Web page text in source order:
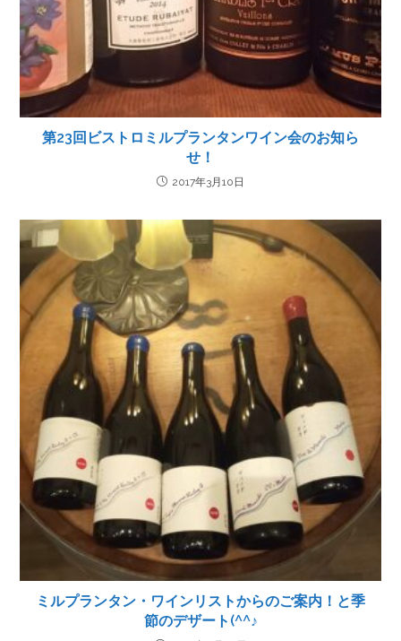
第23回ビストロミルプランタンワイン会のお知ら
せ！
2017年3月10日
ミルプランタン・ワインリストからのご案内！と季
節のデザート(^^♪